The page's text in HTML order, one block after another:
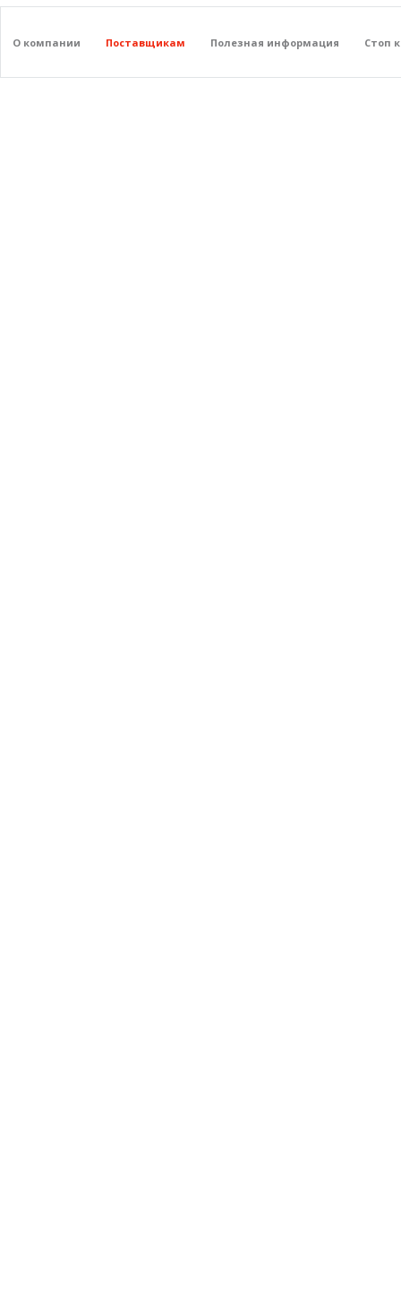
О компании Поставщикам Полезная информация Стоп